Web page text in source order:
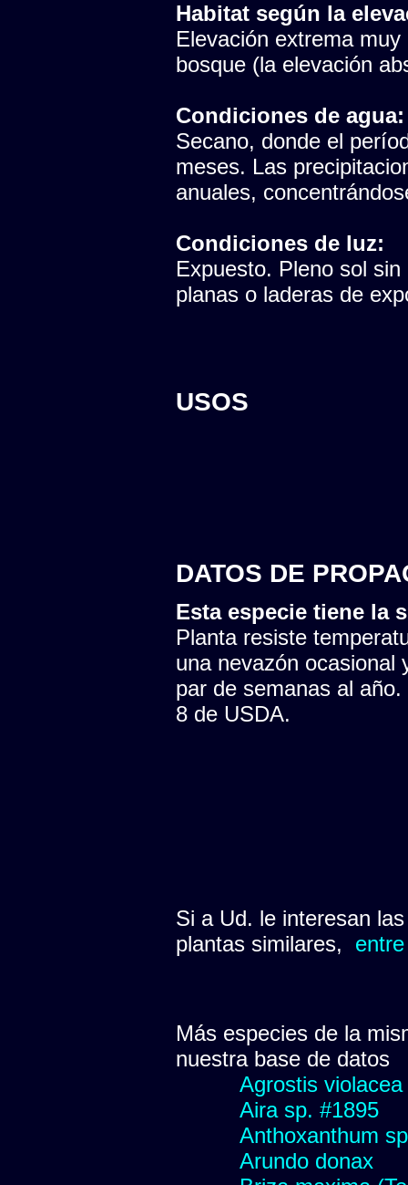
Habitat según la
Elevación extrema
bosque (la elevación
Condiciones de agua:
Secano, donde el
meses. Las
anuales,
Condiciones de luz:
Expuesto. Pleno sol
planas o laderas de
USOS
DATOS DE
Esta especie tiene la
Planta resiste
una nevazón ocasional
par de semanas al
8 de USDA.
Si a Ud. le interesan
plantas similares,
Más especies de la
nuestra base de datos
Agrostis violacea
Aira sp. #1895
Anthoxanthum
Arundo donax